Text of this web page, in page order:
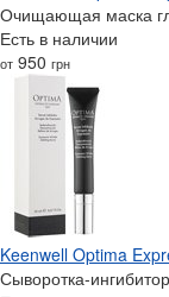
Очищающая маска
Есть в наличии
от 950 грн
Keenwell Optima
Сыворотка-